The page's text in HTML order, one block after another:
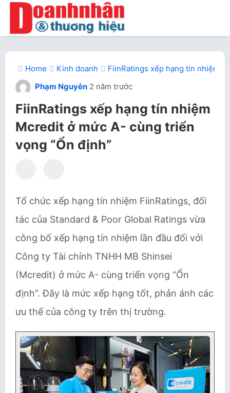
Home Kinh doanh
FiinRatings xếp hạng tín nhiệm
Phạm Nguyễn 2 năm trước
FiinRatings xếp hạng tín nhiệm
Mcredit ở mức A- cùng triển
vọng “Ổn định”
Tổ chức xếp hạng tín nhiệm FiinRatings, đối
tác của Standard & Poor Global Ratings vừa
công bố xếp hạng tín nhiệm lần đầu đối với
Công ty Tài chính TNHH MB Shinsei
(Mcredit) ở mức A- cùng triển vọng “Ổn
định”. Đây là mức xếp hạng tốt, phản ánh các
ưu thế của công ty trên thị trường.